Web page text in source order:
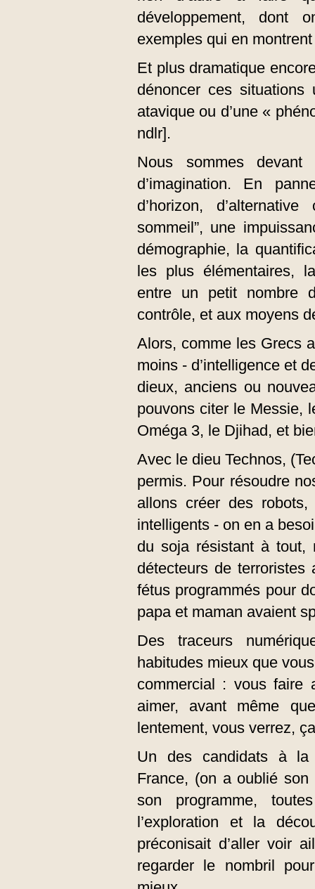
développement, dont
exemples qui en montrent
Et plus dramatique
dénoncer ces situations
atavique ou d’une «
ndlr].
Nous sommes
d’imagination. En
d’horizon,
sommeil”, une
démographie, la
les plus élémentaires,
entre un petit nombre
contrôle, et aux moyens
Alors, comme les Grecs
moins - d’intelligence et
dieux, anciens ou
pouvons citer le Messie,
Oméga 3, le Djihad, et
Avec le dieu Technos,
permis. Pour résoudre
allons créer des robots,
intelligents - on en a
du soja résistant à tout,
détecteurs de terroristes
fétus programmés pour
papa et maman avaient
Des traceurs
habitudes mieux que
commercial : vous faire
aimer, avant même
lentement, vous verrez,
Un des candidats à la
France, (on a oublié son
son programme,
l’exploration et la
préconisait d’aller voir
regarder le nombril